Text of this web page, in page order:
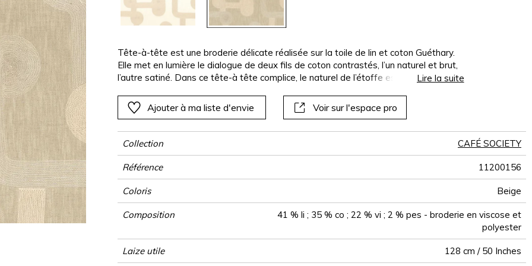
Rose
Rouge
Violet
Rouge
Rouge
Rayures
Végétal
Rouge
Ornemental
Végétal
Tête-à-tête est une broderie délicate réalisée sur la toile de lin et coton Guéthary.
Elle met en lumière le dialogue de deux fils de coton contrastés, l’un naturel et brut,
l’autre satiné. Dans ce tête-à tête complice, le naturel de l’étoffe est sublimé d’un
texture.
Lire la suite
Ajouter à ma liste d'envie Voir sur l'espace pro
Collection CAFÉ SOCIETY
Référence 11200156
Coloris Beige
Composition
41 % li ; 35 % co ; 22 % vi ; 2 % pes - broderie en viscose et
polyester
Laize utile 128 cm / 50 Inches